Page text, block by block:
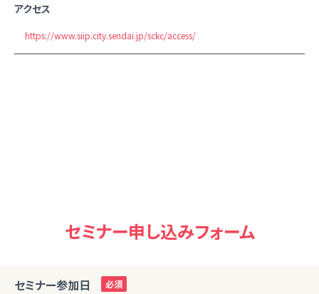
アクセス
https://www.siip.city.sendai.jp/sckc/access/
セミナー申し込みフォーム
セミナー参加日